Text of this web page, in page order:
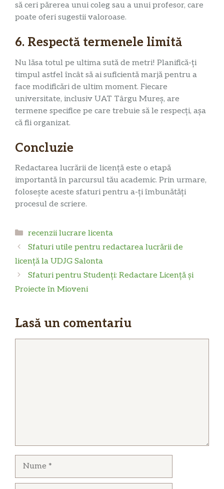
să ceri părerea unui coleg sau a unui profesor, care
poate oferi sugestii valoroase.
6. Respectă termenele limită
Nu lăsa totul pe ultima sută de metri! Planifică-ți
timpul astfel încât să ai suficientă marjă pentru a
face modificări de ultim moment. Fiecare
universitate, inclusiv UAT Târgu Mureș, are
termene specifice pe care trebuie să le respecți, așa
că fii organizat.
Concluzie
Redactarea lucrării de licență este o etapă
importantă în parcursul tău academic. Prin urmare,
folosește aceste sfaturi pentru a-ți îmbunătăți
procesul de scriere.
Categorii
recenzii lucrare licenta
Sfaturi utile pentru redactarea lucrării de
licență la UDJG Salonta
Sfaturi pentru Studenți: Redactare Licență și
Proiecte în Mioveni
Lasă un comentariu